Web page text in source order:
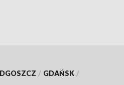
/ GDAŃSK /